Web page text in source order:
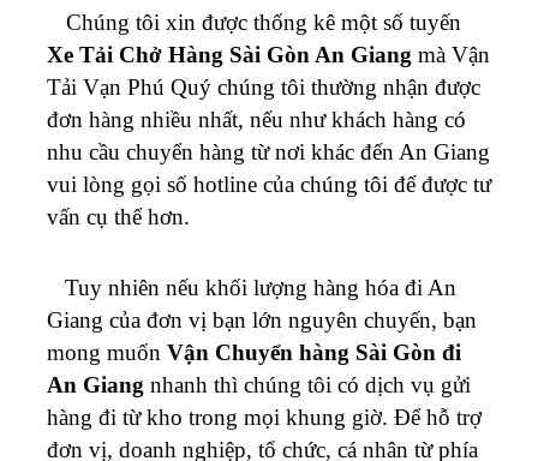
Chúng tôi xin được thống kê một số tuyến
Xe Tải Chở Hàng Sài Gòn An Giang mà Vận
Tải Vạn Phú Quý chúng tôi thường nhận được
đơn hàng nhiều nhất, nếu như khách hàng có
nhu cầu chuyển hàng từ nơi khác đến An Giang
vui lòng gọi số hotline của chúng tôi để được tư
vấn cụ thể hơn.
Tuy nhiên nếu khối lượng hàng hóa đi An
Giang của đơn vị bạn lớn nguyên chuyến, bạn
mong muốn Vận Chuyển hàng Sài Gòn đi
An Giang nhanh thì chúng tôi có dịch vụ gửi
hàng đi từ kho trong mọi khung giờ. Để hỗ trợ
đơn vị, doanh nghiệp, tổ chức, cá nhân từ phía